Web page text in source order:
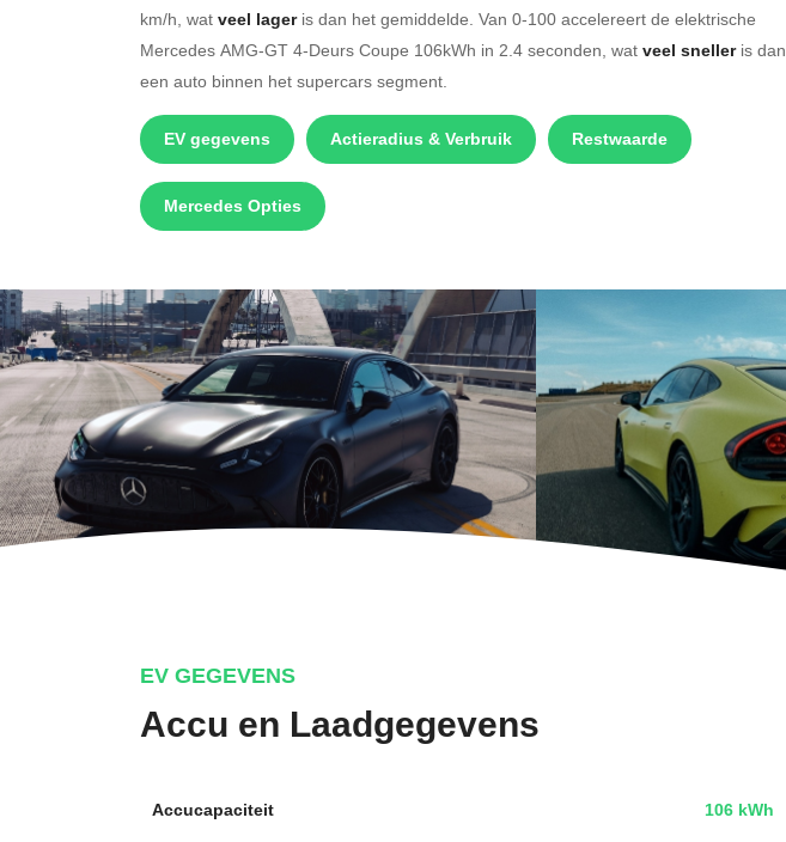
km/h, wat veel lageris dan het gemiddelde. Van 0-100 accelereert de elektrische
Mercedes AMG-GT 4-Deurs Coupe 106kWh in 2.4 seconden, wat veel snelleris dan
een auto binnen het supercars segment.
EV gegevens Actieradius & Verbruik Restwaarde
Mercedes Opties
EV GEGEVENS
Accu en Laadgegevens
Accucapaciteit 106 kWh